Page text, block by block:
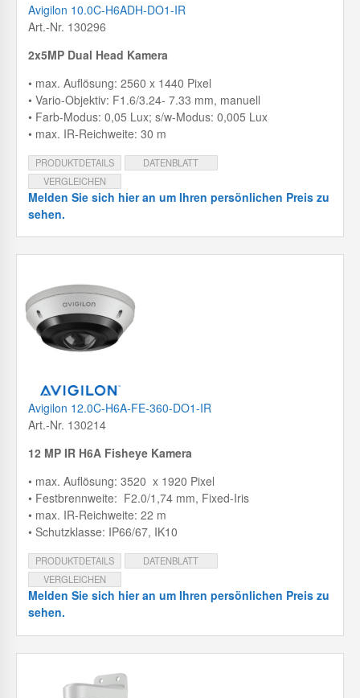
Avigilon 10.0C-H6ADH-DO1-IR
Art.-Nr. 130296
2x5MP Dual Head Kamera
• max. Auflösung: 2560 x 1440 Pixel
• Vario-Objektiv: F1.6/3.24- 7.33 mm, manuell
• Farb-Modus: 0,05 Lux; s/w-Modus: 0,005 Lux
• max. IR-Reichweite: 30 m
PRODUKTDETAILS
DATENBLATT
VERGLEICHEN
Melden Sie sich hier an um Ihren persönlichen Preis zu
sehen.
Avigilon 12.0C-H6A-FE-360-DO1-IR
Art.-Nr. 130214
12 MP IR H6A Fisheye Kamera
• max. Auflösung: 3520 x 1920 Pixel
• Festbrennweite: F2.0/1,74 mm, Fixed-Iris
• max. IR-Reichweite: 22 m
• Schutzklasse: IP66/67, IK10
PRODUKTDETAILS
DATENBLATT
VERGLEICHEN
Melden Sie sich hier an um Ihren persönlichen Preis zu
sehen.